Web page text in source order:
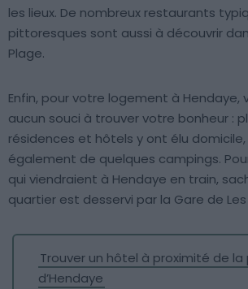
les lieux. De nombreux restaurants
pittoresques sont aussi à découvrir
Plage.
Enfin, pour votre logement à Hendaye,
aucun souci à trouver votre bonheur :
résidences et hôtels y ont élu domicile,
également de quelques campings.
qui viendraient à Hendaye en train,
quartier est desservi par la Gare de
Trouver un hôtel à proximité de la
d’Hendaye